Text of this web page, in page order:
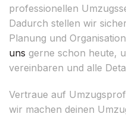
professionellen
Dadurch stellen wir
Planung und
uns gerne schon heute,
vereinbaren und alle
Vertraue auf
wir machen deinen